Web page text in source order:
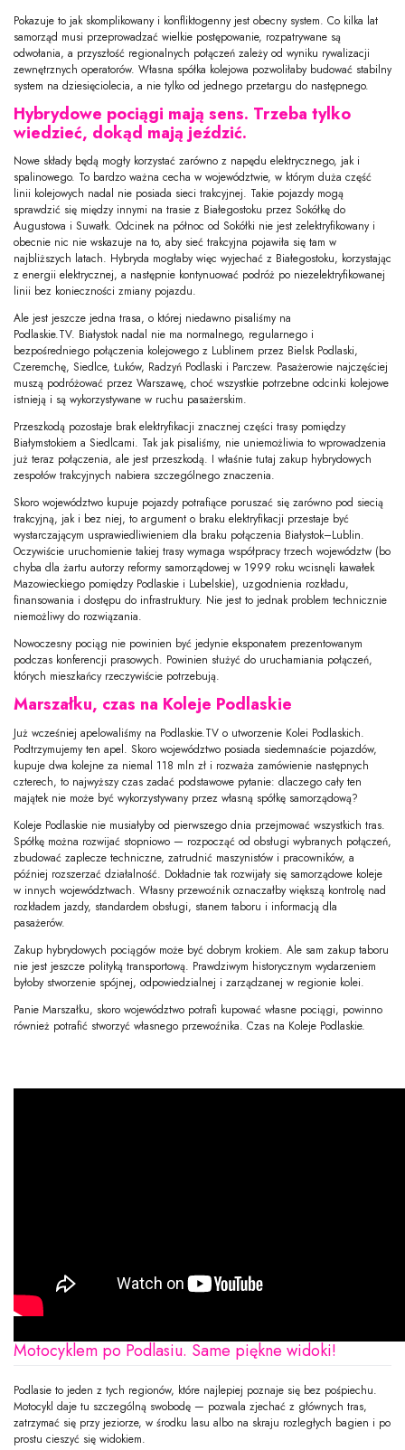
Pokazuje to jak skomplikowany i konfliktogenny jest obecny system. Co kilka lat
samorząd musi przeprowadzać wielkie postępowanie, rozpatrywane są
odwołania, a przyszłość regionalnych połączeń zależy od wyniku rywalizacji
zewnętrznych operatorów. Własna spółka kolejowa pozwoliłaby budować stabilny
system na dziesięciolecia, a nie tylko od jednego przetargu do następnego.
Hybrydowe pociągi mają sens. Trzeba tylko
wiedzieć, dokąd mają jeździć.
Nowe składy będą mogły korzystać zarówno z napędu elektrycznego, jak i
spalinowego. To bardzo ważna cecha w województwie, w którym duża część
linii kolejowych nadal nie posiada sieci trakcyjnej. Takie pojazdy mogą
sprawdzić się między innymi na trasie z Białegostoku przez Sokółkę do
Augustowa i Suwałk. Odcinek na północ od Sokółki nie jest zelektryfikowany i
obecnie nic nie wskazuje na to, aby sieć trakcyjna pojawiła się tam w
najbliższych latach. Hybryda mogłaby więc wyjechać z Białegostoku, korzystając
z energii elektrycznej, a następnie kontynuować podróż po niezelektryfikowanej
linii bez konieczności zmiany pojazdu.
Ale jest jeszcze jedna trasa, o której niedawno pisaliśmy na
Podlaskie.TV. Białystok nadal nie ma normalnego, regularnego i
bezpośredniego połączenia kolejowego z Lublinem przez Bielsk Podlaski,
Czeremchę, Siedlce, Łuków, Radzyń Podlaski i Parczew. Pasażerowie najczęściej
muszą podróżować przez Warszawę, choć wszystkie potrzebne odcinki kolejowe
istnieją i są wykorzystywane w ruchu pasażerskim.
Przeszkodą pozostaje brak elektryfikacji znacznej części trasy pomiędzy
Białymstokiem a Siedlcami. Tak jak pisaliśmy, nie uniemożliwia to wprowadzenia
już teraz połączenia, ale jest przeszkodą. I właśnie tutaj zakup hybrydowych
zespołów trakcyjnych nabiera szczególnego znaczenia.
Skoro województwo kupuje pojazdy potrafiące poruszać się zarówno pod siecią
trakcyjną, jak i bez niej, to argument o braku elektryfikacji przestaje być
wystarczającym usprawiedliwieniem dla braku połączenia Białystok–Lublin.
Oczywiście uruchomienie takiej trasy wymaga współpracy trzech województw (bo
chyba dla żartu autorzy reformy samorządowej w 1999 roku wcisnęli kawałek
Mazowieckiego pomiędzy Podlaskie i Lubelskie), uzgodnienia rozkładu,
finansowania i dostępu do infrastruktury. Nie jest to jednak problem technicznie
niemożliwy do rozwiązania.
Nowoczesny pociąg nie powinien być jedynie eksponatem prezentowanym
podczas konferencji prasowych. Powinien służyć do uruchamiania połączeń,
których mieszkańcy rzeczywiście potrzebują.
Marszałku, czas na Koleje Podlaskie
Już wcześniej apelowaliśmy na Podlaskie.TV o utworzenie Kolei Podlaskich.
Podtrzymujemy ten apel. Skoro województwo posiada siedemnaście pojazdów,
kupuje dwa kolejne za niemal 118 mln zł i rozważa zamówienie następnych
czterech, to najwyższy czas zadać podstawowe pytanie: dlaczego cały ten
majątek nie może być wykorzystywany przez własną spółkę samorządową?
Koleje Podlaskie nie musiałyby od pierwszego dnia przejmować wszystkich tras.
Spółkę można rozwijać stopniowo — rozpocząć od obsługi wybranych połączeń,
zbudować zaplecze techniczne, zatrudnić maszynistów i pracowników, a
później rozszerzać działalność. Dokładnie tak rozwijały się samorządowe koleje
w innych województwach. Własny przewoźnik oznaczałby większą kontrolę nad
rozkładem jazdy, standardem obsługi, stanem taboru i informacją dla
pasażerów.
Zakup hybrydowych pociągów może być dobrym krokiem. Ale sam zakup taboru
nie jest jeszcze polityką transportową. Prawdziwym historycznym wydarzeniem
byłoby stworzenie spójnej, odpowiedzialnej i zarządzanej w regionie kolei.
Panie Marszałku, skoro województwo potrafi kupować własne pociągi, powinno
również potrafić stworzyć własnego przewoźnika. Czas na Koleje Podlaskie.
Motocyklem po Podlasiu. Same piękne widoki!
Podlasie to jeden z tych regionów, które najlepiej poznaje się bez pośpiechu.
Motocykl daje tu szczególną swobodę — pozwala zjechać z głównych tras,
zatrzymać się przy jeziorze, w środku lasu albo na skraju rozległych bagien i po
prostu cieszyć się widokiem.